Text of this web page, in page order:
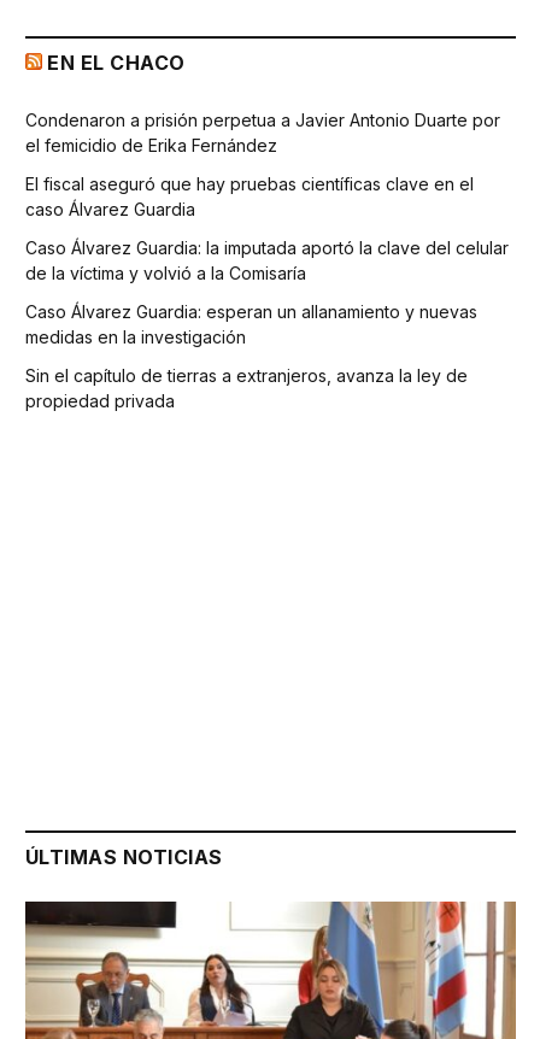
EN EL CHACO
Condenaron a prisión perpetua a Javier Antonio Duarte por
el femicidio de Erika Fernández
El fiscal aseguró que hay pruebas científicas clave en el
caso Álvarez Guardia
Caso Álvarez Guardia: la imputada aportó la clave del celular
de la víctima y volvió a la Comisaría
Caso Álvarez Guardia: esperan un allanamiento y nuevas
medidas en la investigación
Sin el capítulo de tierras a extranjeros, avanza la ley de
propiedad privada
ÚLTIMAS NOTICIAS